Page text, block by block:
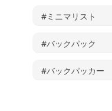
#ミニマリスト
#バックパック
#バックパッカー